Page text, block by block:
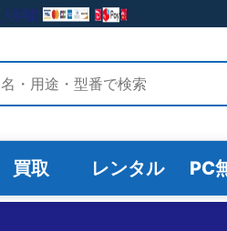
検索
買取 レンタル PC